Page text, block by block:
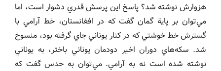
هزوارش نوشته شد؟ پاسخ اين پرسش قدري دشوار است، اما
مي‌توان بر پاية گمان گفت كه در افغانستان، خط آرامي با
گسترش خط خوشتي كه در كنار يوناني جاي گرفته بود، منسوخ
شد. سكه‌هاي دوران اخير دودمان يوناني باختر، به يوناني
نوشته شده است نه به آرامي. مي‌توان به حدس گفت كه